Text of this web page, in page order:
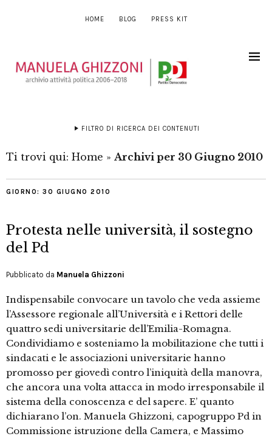
HOME BLOG PRESS KIT
FILTRO DI RICERCA DEI CONTENUTI
Ti trovi qui: Home » Archivi per 30 Giugno 2010
GIORNO: 30 GIUGNO 2010
Protesta nelle università, il sostegno
del Pd
Pubblicato da Manuela Ghizzoni
Indispensabile convocare un tavolo che veda assieme
l’Assessore regionale all’Università e i Rettori delle
quattro sedi universitarie dell’Emilia-Romagna.
Condividiamo e sosteniamo la mobilitazione che tutti i
sindacati e le associazioni universitarie hanno
promosso per giovedì contro l’iniquità della manovra,
che ancora una volta attacca in modo irresponsabile il
sistema della conoscenza e del sapere. E’ quanto
dichiarano l’on. Manuela Ghizzoni, capogruppo Pd in
Commissione istruzione della Camera, e Massimo